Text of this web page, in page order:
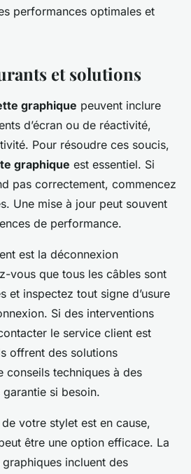
performances optimales et
et solutions
graphique peuvent inclure
d’écran ou de réactivité,
Pour résoudre ces soucis,
graphique est essentiel. Si
pas correctement, commencez
Une mise à jour peut souvent
de performance.
est la déconnexion
vous que tous les câbles sont
et inspectez tout signe d’usure
Si des interventions
le service client est
offrent des solutions
conseils techniques à des
si besoin.
votre stylet est en cause,
être une option efficace. La
incluent des